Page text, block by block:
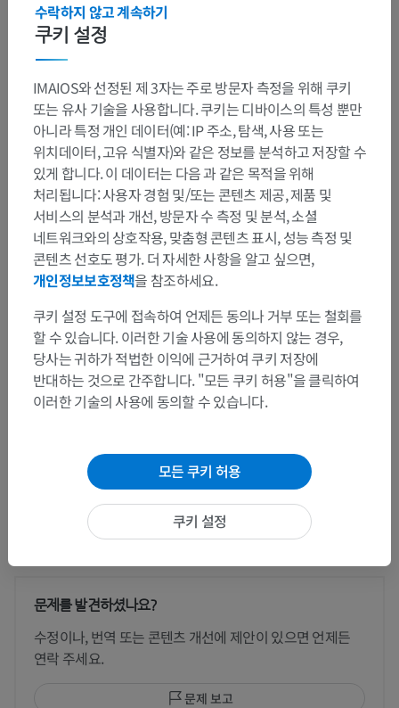
해부학적 계층
인체 해부학 2
인체 해부학 1
계통해부학> 근육계통> 힘줄집과 윤활주머니
하위 구조:
긴발가락굽힘근힘줄집
뒤정강근힘줄집
문제를 발견하셨나요?
수정이나, 번역 또는 콘텐츠 개선에 제안이 있으면 언제든
연락 주세요.
문제 보고
쿠키 설정
수락하지 않고 계속하기
IMAIOS와 선정된 제 3자는 주로 방문자 측정을 위해 쿠키
또는 유사 기술을 사용합니다. 쿠키는 디바이스의 특성 뿐만
아니라 특정 개인 데이터(예: IP 주소, 탐색, 사용 또는
위치데이터, 고유 식별자)와 같은 정보를 분석하고 저장할 수
있게 합니다. 이 데이터는 다음 과 같은 목적을 위해
처리됩니다: 사용자 경험 및/또는 콘텐츠 제공, 제품 및
서비스의 분석과 개선, 방문자 수 측정 및 분석, 소셜
네트워크와의 상호작용, 맞춤형 콘텐츠 표시, 성능 측정 및
콘텐츠 선호도 평가. 더 자세한 사항을 알고 싶으면,
개인정보보호정책을 참조하세요.
쿠키 설정 도구에 접속하여 언제든 동의나 거부 또는 철회를
할 수 있습니다. 이러한 기술 사용에 동의하지 않는 경우,
당사는 귀하가 적법한 이익에 근거하여 쿠키 저장에
반대하는 것으로 간주합니다. "모든 쿠키 허용"을 클릭하여
이러한 기술의 사용에 동의할 수 있습니다.
모든 쿠키 허용
쿠키 설정